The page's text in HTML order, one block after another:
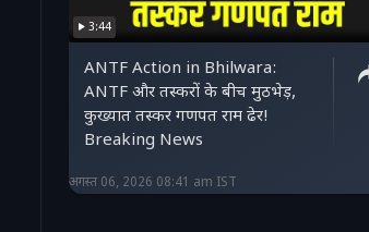
3:44
ANTF Action in Bhilwara:
ANTF और तस्करों के बीच मुठभेड़,
कुख्यात तस्कर गणपत राम ढेर!
Breaking News
अगस्त 06, 2026 08:41 am IST